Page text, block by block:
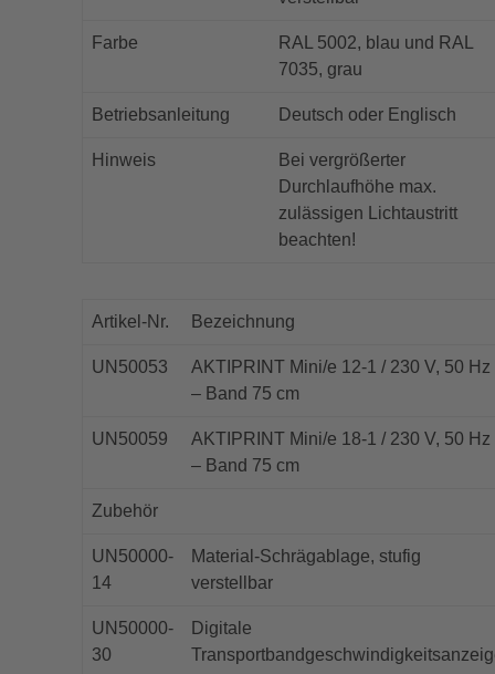
Farbe
RAL 5002, blau und RAL
7035, grau
Betriebsanleitung Deutsch oder Englisch
Hinweis
Bei vergrößerter
Durchlaufhöhe max.
zulässigen Lichtaustritt
beachten!
Artikel-Nr. Bezeichnung
UN50053
AKTIPRINT Mini/e 12-1 / 230 V, 50 Hz
– Band 75 cm
UN50059
AKTIPRINT Mini/e 18-1 / 230 V, 50 Hz
– Band 75 cm
Zubehör
UN50000-
14
Material-Schrägablage, stufig
verstellbar
UN50000-
30
Digitale